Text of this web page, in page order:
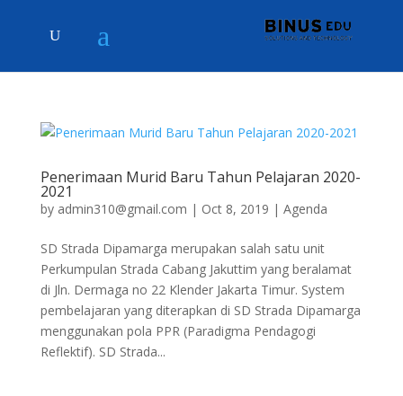
Penerimaan Murid Baru Tahun Pelajaran 2020-
2021
by admin310@gmail.com | Oct 8, 2019 | Agenda
SD Strada Dipamarga merupakan salah satu unit
Perkumpulan Strada Cabang Jakuttim yang beralamat
di Jln. Dermaga no 22 Klender Jakarta Timur. System
pembelajaran yang diterapkan di SD Strada Dipamarga
menggunakan pola PPR (Paradigma Pendagogi
Reflektif). SD Strada...